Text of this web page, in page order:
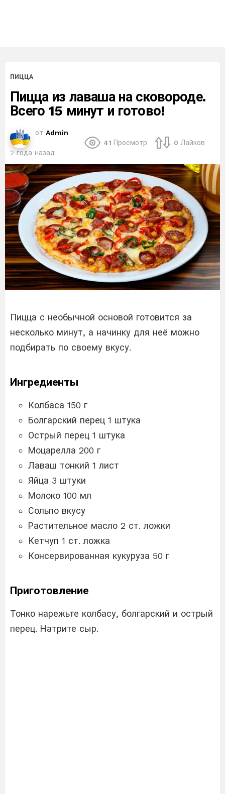
ПИЦЦА
Пицца из лаваша на сковороде.
Всего 15 минут и готово!
от Admin
2 года назад
41 Просмотр 0 Лайков
Пицца с необычной основой готовится за
несколько минут, а начинку для неё можно
подбирать по своему вкусу.
Ингредиенты
Колбаса 150 г
Болгарский перец 1 штука
Острый перец 1 штука
Моцарелла 200 г
Лаваш тонкий 1 лист
Яйца 3 штуки
Молоко 100 мл
Сольпо вкусу
Растительное масло 2 ст. ложки
Кетчуп 1 ст. ложка
Консервированная кукуруза 50 г
Приготовление
Тонко нарежьте колбасу, болгарский и острый
перец. Натрите сыр.